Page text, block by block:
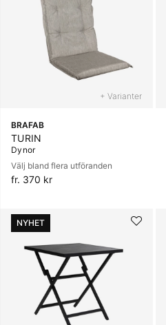
+ Varianter
BRAFAB
TURIN
Dynor
Välj bland flera utföranden
fr. 370 kr
NYHET